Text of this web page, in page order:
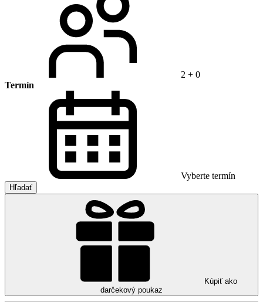
2 + 0
Termín
Vyberte termín
Hľadať
Kúpiť ako
darčekový poukaz